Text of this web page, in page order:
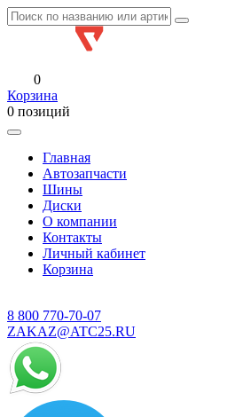
0
Корзина
0 позиций
Главная
Автозапчасти
Шины
Диски
О компании
Контакты
Личный кабинет
Корзина
8 800 770-70-07
ZAKAZ@ATC25.RU